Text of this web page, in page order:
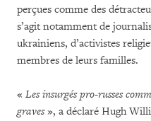
perçues comme des
s’agit notamment de
ukrainiens, d’activistes
membres de leurs familles.
« Lesinsurgés pro-russes
graves», a déclaré Hugh